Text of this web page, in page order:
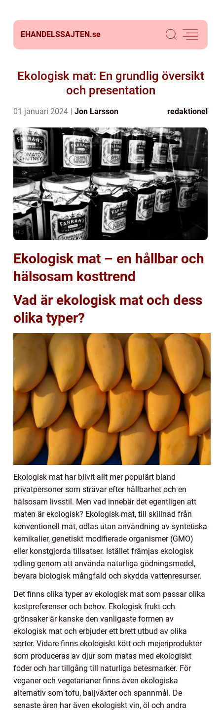
EHANDELSSAJTEN.se
Ekologisk mat: En grundlig översikt
och presentation
01 januari 2024 Jon Larsson redaktionel
Ekologisk mat – en hållbar och
hälsosam kosttrend
Vad är ekologisk mat och dess
olika typer?
Ekologisk mat har blivit allt mer populärt bland
privatpersoner som strävar efter hållbarhet och en
hälsosam livsstil. Men vad innebär det egentligen att
maten är ekologisk? Ekologisk mat, till skillnad från
konventionell mat, odlas utan användning av syntetiska
kemikalier, genetiskt modifierade organismer (GMO)
eller konstgjorda tillsatser. Istället främjas ekologisk
odling genom att använda naturliga gödningsmedel,
bevara biologisk mångfald och skydda vattenresurser.
Det finns olika typer av ekologisk mat som passar olika
kostpreferenser och behov. Ekologisk frukt och
grönsaker är kanske den vanligaste formen av
ekologisk mat och erbjuder ett brett utbud av olika
sorter. Vidare finns ekologiskt kött och mejeriprodukter
som produceras av djur som matas med ekologiskt
foder och har tillgång till naturliga betesmarker. För
veganer och vegetarianer finns även ekologiska
alternativ som tofu, baljväxter och spannmål. De
senaste åren har även ekologiskt vin, öl och andra